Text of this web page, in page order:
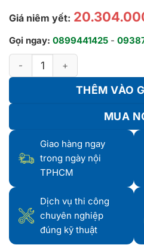
Giá niêm yết:
Gọi ngay: 0899441425 -
Van điều chỉnh nhiệt độ kèm
THÊM VÀO
MUA
Giao hàng ngay
trong ngày nội
TPHCM
Dịch vụ thi công
chuyên nghiệp
đúng kỹ thuật